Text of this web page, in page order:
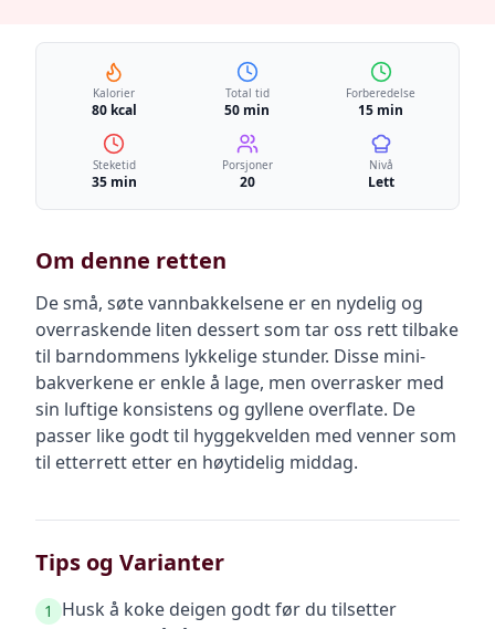
Kalorier
80 kcal
Total tid
50 min
Forberedelse
15 min
Steketid
35 min
Porsjoner
20
Nivå
Lett
Om denne retten
De små, søte vannbakkelsene er en nydelig og
overraskende liten dessert som tar oss rett tilbake
til barndommens lykkelige stunder. Disse mini-
bakverkene er enkle å lage, men overrasker med
sin luftige konsistens og gyllene overflate. De
passer like godt til hyggekvelden med venner som
til etterrett etter en høytidelig middag.
Tips og Varianter
1
Husk å koke deigen godt før du tilsetter